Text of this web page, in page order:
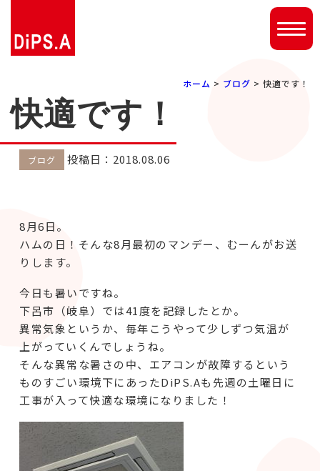
ホーム > ブログ > 快適です！
快適です！
ブログ 投稿日：2018.08.06
8月6日。
ハムの日！そんな8月最初のマンデー、むーんがお送
りします。
今日も暑いですね。
下呂市（岐阜）では41度を記録したとか。
異常気象というか、毎年こうやって少しずつ気温が
上がっていくんでしょうね。
そんな異常な暑さの中、エアコンが故障するという
ものすごい環境下にあったDiPS.Aも先週の土曜日に
工事が入って快適な環境になりました！